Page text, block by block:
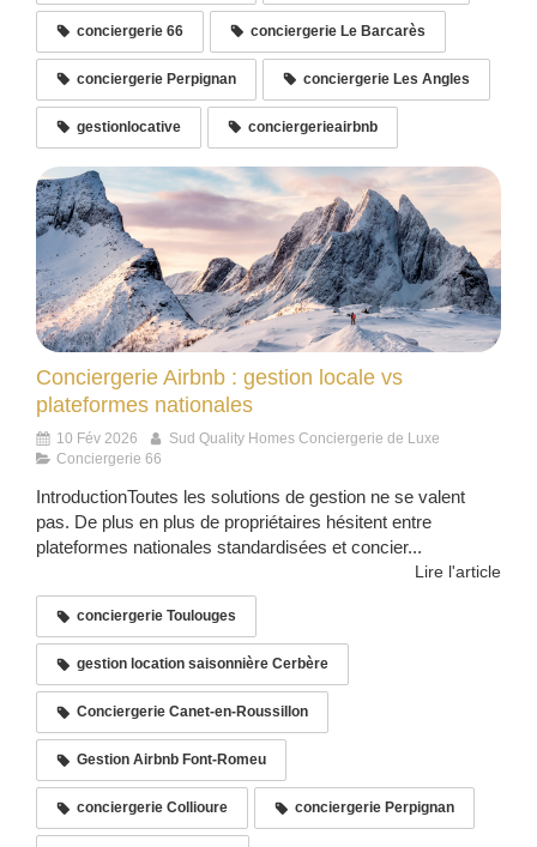
conciergerie 66 conciergerie Le Barcarès
conciergerie Perpignan conciergerie Les Angles
gestionlocative conciergerieairbnb
Conciergerie Airbnb : gestion locale vs
plateformes nationales
10 Fév 2026
Sud Quality Homes Conciergerie de Luxe
Conciergerie 66
IntroductionToutes les solutions de gestion ne se valent
pas. De plus en plus de propriétaires hésitent entre
plateformes nationales standardisées et concier...
Lire l'article
conciergerie Toulouges
gestion location saisonnière Cerbère
Conciergerie Canet-en-Roussillon
Gestion Airbnb Font-Romeu
conciergerie Collioure conciergerie Perpignan